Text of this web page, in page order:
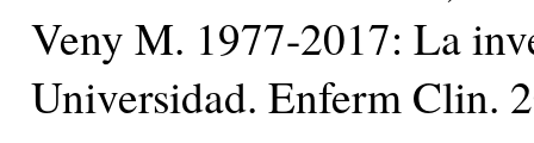
Veny M. 1977-2017: La
Universidad. Enferm Clin.